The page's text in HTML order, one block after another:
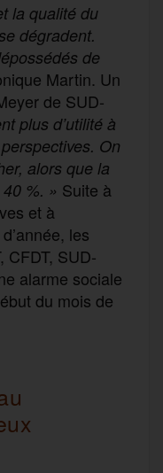
la qualité du
dégradent.
de
Martin. Un
de SUD-
plus d’utilité à
On
alors que la
%. » Suite à
et à
les
CFDT, SUD-
alarme sociale
du mois de